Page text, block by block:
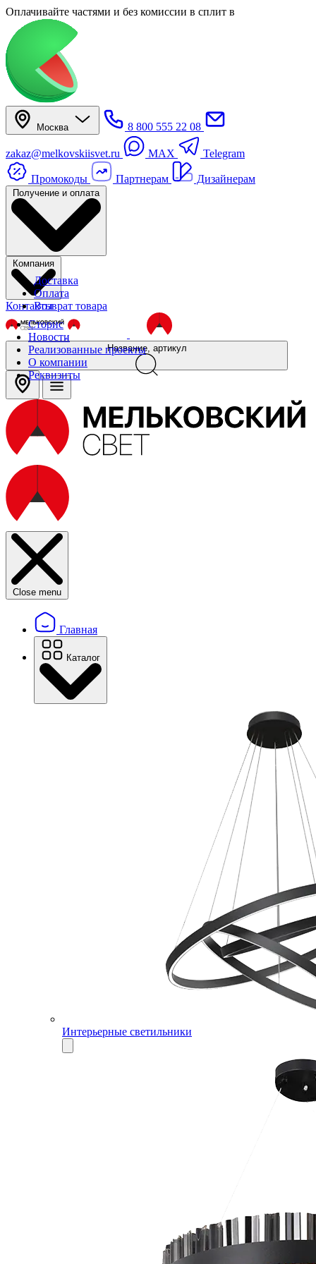
Оплачивайте частями и без комиссии в сплит в
Москва 8 800 555 22 08
zakaz@melkovskiisvet.ru MAX Telegram
Промокоды Партнерам Дизайнерам
Получение и оплата
Доставка
Оплата
Возврат товара
Компания
Сторис
Новости
Реализованные проекты
О компании
Реквизиты
Контакты
Название, артикул
Close menu
Главная
Каталог
Интерьерные светильники